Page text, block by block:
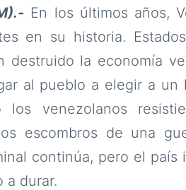
.-En los últimos años,
en su historia.
destruido la economía
al pueblo a elegir a un
los venezolanos
escombros de una
continúa, pero el país
a durar.